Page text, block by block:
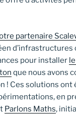
partenaire
d’infrastructures
pour installer
que nous avons
! Ces solutions ont
en
Parlons Maths,